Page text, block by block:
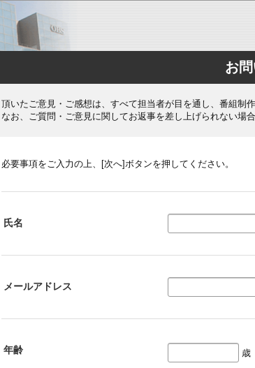
お
頂いたご意見・ご感想は、すべて担当者が目を通し、番組制
なお、ご質問・ご意見に関してお返事を差し上げられない場
必要事項をご入力の上、[次へ]ボタンを押してください。
氏名
メールアドレス
年齢 歳